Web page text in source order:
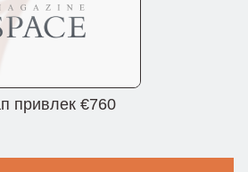
привлек €760